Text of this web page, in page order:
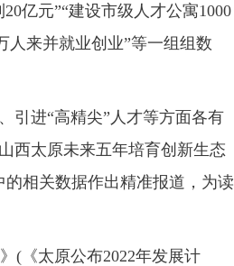
亿元”“建设市级人才公寓1000
人来并就业创业”等一组组数
进“高精尖”人才等方面各有
西太原未来五年培育创新生态
相关数据作出精准报道，为读
(《太原公布2022年发展计